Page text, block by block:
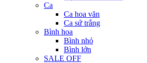
Ca
Ca hoa văn
Ca sứ trắng
Bình hoa
Bình nhỏ
Bình lớn
SALE OFF